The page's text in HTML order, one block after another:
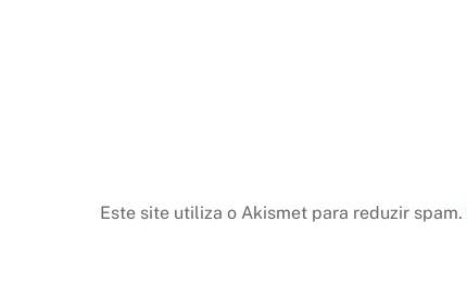
Este site utiliza o Akismet para reduzir spam.